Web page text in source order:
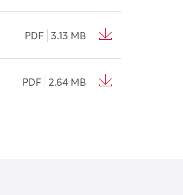
PDF 3.13 MB
PDF 2.64 MB